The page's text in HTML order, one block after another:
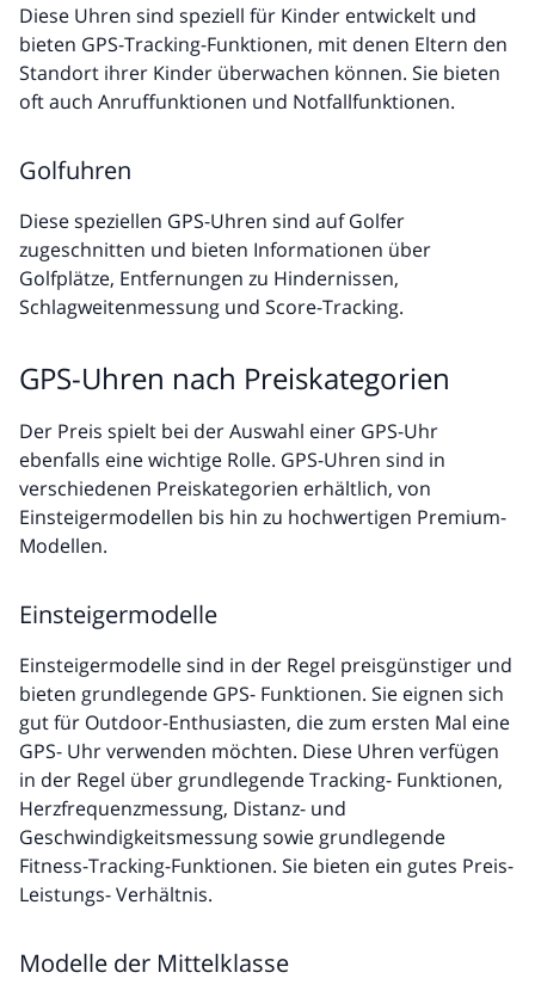
Diese Uhren sind speziell für Kinder entwickelt und
bieten GPS-Tracking-Funktionen, mit denen Eltern den
Standort ihrer Kinder überwachen können. Sie bieten
oft auch Anruffunktionen und Notfallfunktionen.
Golfuhren
Diese speziellen GPS-Uhren sind auf Golfer
zugeschnitten und bieten Informationen über
Golfplätze, Entfernungen zu Hindernissen,
Schlagweitenmessung und Score-Tracking.
GPS-Uhren nach Preiskategorien
Der Preis spielt bei der Auswahl einer GPS-Uhr
ebenfalls eine wichtige Rolle. GPS-Uhren sind in
verschiedenen Preiskategorien erhältlich, von
Einsteigermodellen bis hin zu hochwertigen Premium-
Modellen.
Einsteigermodelle
Einsteigermodelle sind in der Regel preisgünstiger und
bieten grundlegende GPS- Funktionen. Sie eignen sich
gut für Outdoor-Enthusiasten, die zum ersten Mal eine
GPS- Uhr verwenden möchten. Diese Uhren verfügen
in der Regel über grundlegende Tracking- Funktionen,
Herzfrequenzmessung, Distanz- und
Geschwindigkeitsmessung sowie grundlegende
Fitness-Tracking-Funktionen. Sie bieten ein gutes Preis-
Leistungs- Verhältnis.
Modelle der Mittelklasse